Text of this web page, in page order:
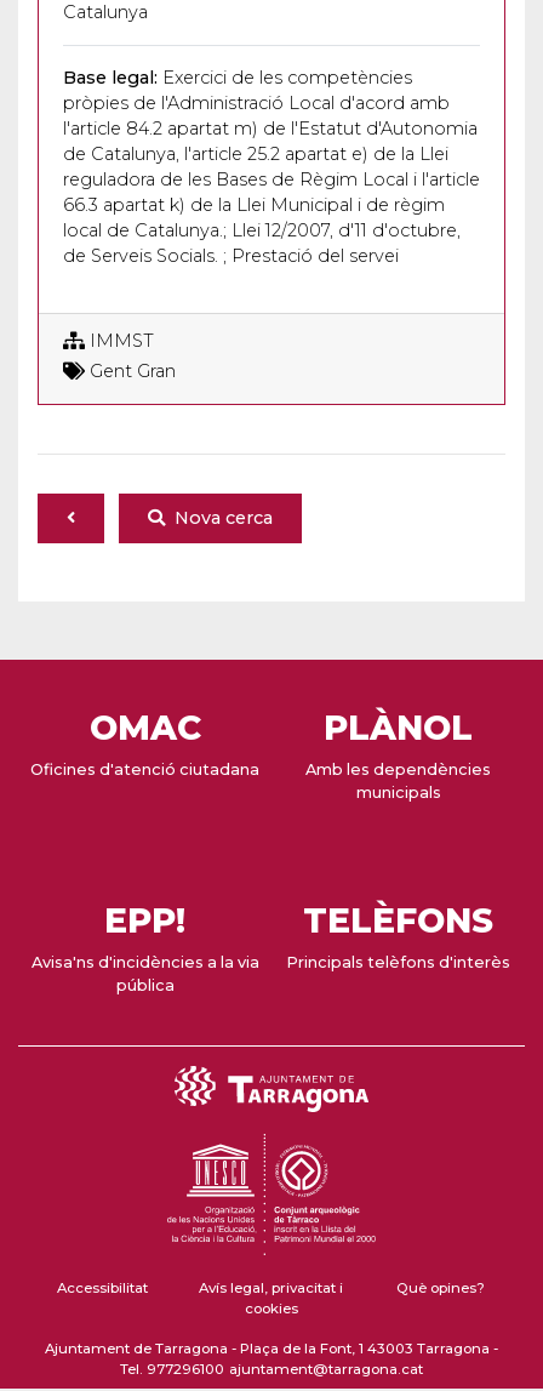
Catalunya
Base legal: Exercici de les competències
pròpies de l'Administració Local d'acord amb
l'article 84.2 apartat m) de l'Estatut d'Autonomia
de Catalunya, l'article 25.2 apartat e) de la Llei
reguladora de les Bases de Règim Local i l'article
66.3 apartat k) de la Llei Municipal i de règim
local de Catalunya.; Llei 12/2007, d'11 d'octubre,
de Serveis Socials. ; Prestació del servei
IMMST
Gent Gran
Nova cerca
OMAC
Oficines d'atenció ciutadana
PLÀNOL
Amb les dependències
municipals
EPP!
Avisa'ns d'incidències a la via
pública
TELÈFONS
Principals telèfons d'interès
Accessibilitat
Avís legal, privacitat i
cookies
Què opines?
Ajuntament de Tarragona - Plaça de la Font, 1 43003 Tarragona -
Tel. 977296100 ajuntament@tarragona.cat